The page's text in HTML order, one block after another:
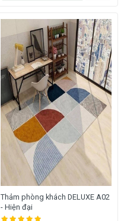
Thảm phòng khách DELUXE A02
- Hiện đại